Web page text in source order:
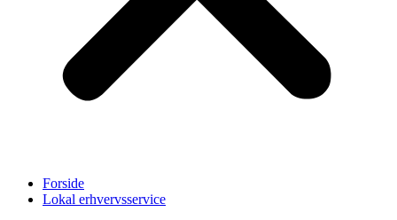
Forside
Lokal erhvervsservice